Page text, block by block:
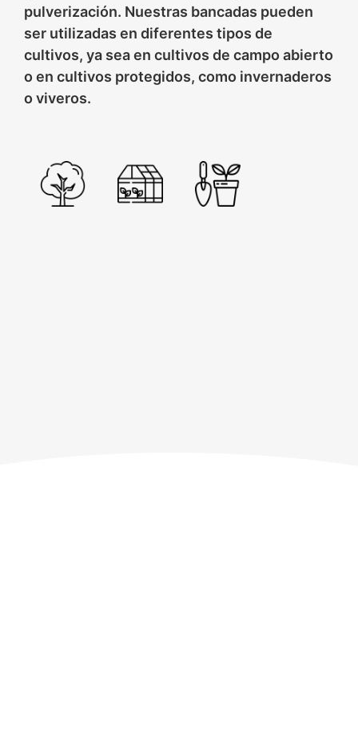
pulverización. Nuestras bancadas pueden
ser utilizadas en diferentes tipos de
cultivos, ya sea en cultivos de campo abierto
o en cultivos protegidos, como invernaderos
o viveros.